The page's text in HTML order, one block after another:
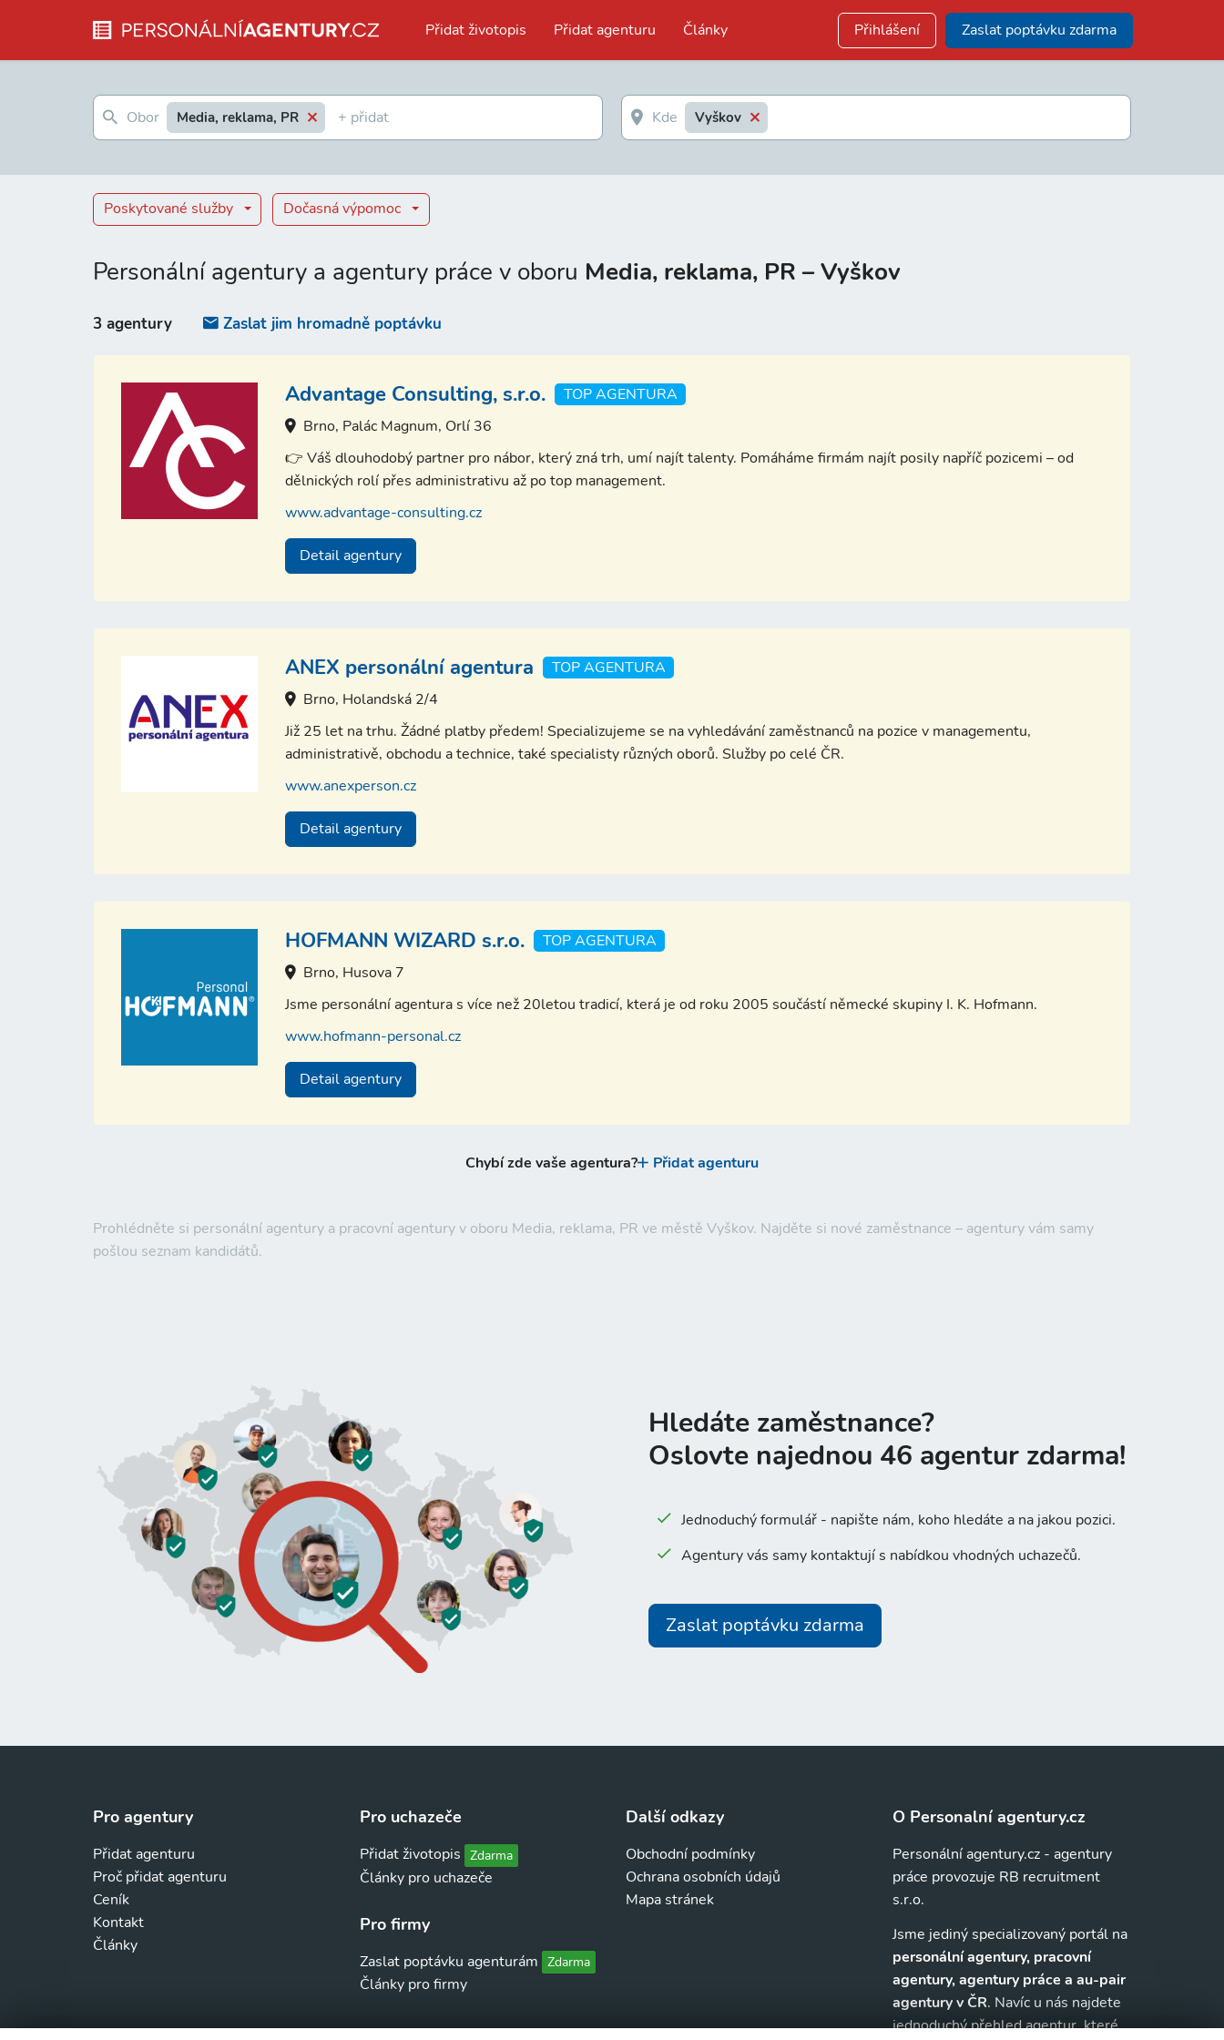
Přidat životopis Přidat agenturu Články Přihlášení Zaslat poptávku zdarma
Media, reklama, PR Vyškov
Poskytované služby Dočasná výpomoc
Personální agentury a agentury práce v oboru Media, reklama, PR – Vyškov
Prohlédněte si personální agentury a pracovní agentury v oboru Media, reklama, PR ve městě Vyškov. Najděte si nové zaměstnance – agentury vám samy
pošlou seznam kandidátů.
3 agentury Zaslat jim hromadně poptávku
Advantage Consulting, s.r.o.
TOP AGENTURA
Brno, Palác Magnum, Orlí 36
👉 Váš dlouhodobý partner pro nábor, který zná trh, umí najít talenty. Pomáháme firmám najít posily napříč pozicemi – od
dělnických rolí přes administrativu až po top management.
www.advantage-consulting.cz
Detail agentury
ANEX personální agentura
TOP AGENTURA
Brno, Holandská 2/4
Již 25 let na trhu. Žádné platby předem! Specializujeme se na vyhledávání zaměstnanců na pozice v managementu,
administrativě, obchodu a technice, také specialisty různých oborů. Služby po celé ČR.
www.anexperson.cz
Detail agentury
HOFMANN WIZARD s.r.o.
TOP AGENTURA
Brno, Husova 7
Jsme personální agentura s více než 20letou tradicí, která je od roku 2005 součástí německé skupiny I. K. Hofmann.
www.hofmann-personal.cz
Detail agentury
Chybí zde vaše agentura? Přidat agenturu
Hledáte zaměstnance?
Oslovte najednou 46 agentur zdarma!
Jednoduchý formulář - napište nám, koho hledáte a na jakou pozici.
Agentury vás samy kontaktují s nabídkou vhodných uchazečů.
Zaslat poptávku zdarma
Pro agentury
Přidat agenturu
Proč přidat agenturu
Ceník
Kontakt
Články
Pro uchazeče
Přidat životopis Zdarma
Články pro uchazeče
Pro firmy
Zaslat poptávku agenturám Zdarma
Články pro firmy
Další odkazy
Obchodní podmínky
Ochrana osobních údajů
Mapa stránek
O Personalní agentury.cz
Personální agentury.cz - agentury
práce provozuje RB recruitment
s.r.o.
Jsme jediný specializovaný portál na
personální agentury, pracovní
agentury, agentury práce a au-pair
agentury v ČR. Navíc u nás najdete
jednoduchý přehled agentur, které